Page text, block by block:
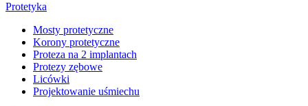
Protetyka
Mosty protetyczne
Korony protetyczne
Proteza na 2 implantach
Protezy zębowe
Licówki
Projektowanie uśmiechu